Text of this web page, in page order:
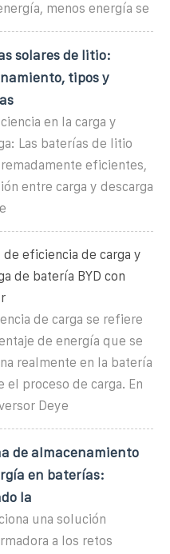
menos energía se
solares de litio:
tipos y
en la carga y
Las baterías de litio
eficientes,
entre carga y descarga
de eficiencia de carga y
de batería BYD con
de carga se refiere
de energía que se
realmente en la batería
el proceso de carga. En
Deye
de almacenamiento
en baterías:
la
una solución
a los retos